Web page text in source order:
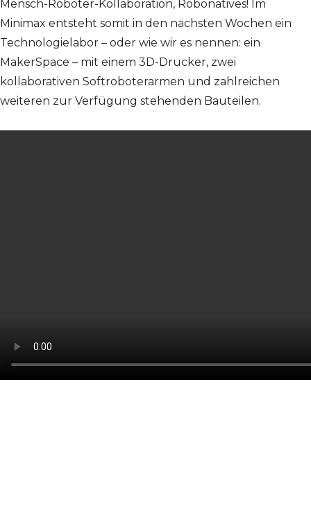
Mensch-Roboter-Kollaboration, Robonatives! Im
Minimax entsteht somit in den nächsten Wochen ein
Technologielabor – oder wie wir es nennen: ein
MakerSpace – mit einem 3D-Drucker, zwei
kollaborativen Softroboterarmen und zahlreichen
weiteren zur Verfügung stehenden Bauteilen.